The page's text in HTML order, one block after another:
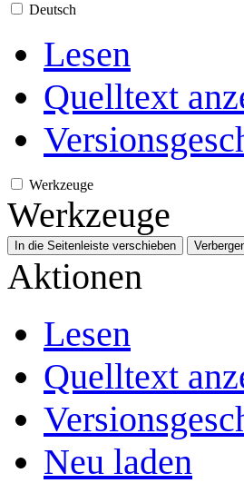
Deutsch
Lesen
Quelltext
Werkzeuge
Werkzeuge
In die Seitenleiste verschieben
Aktionen
Lesen
Quelltext
Neu laden